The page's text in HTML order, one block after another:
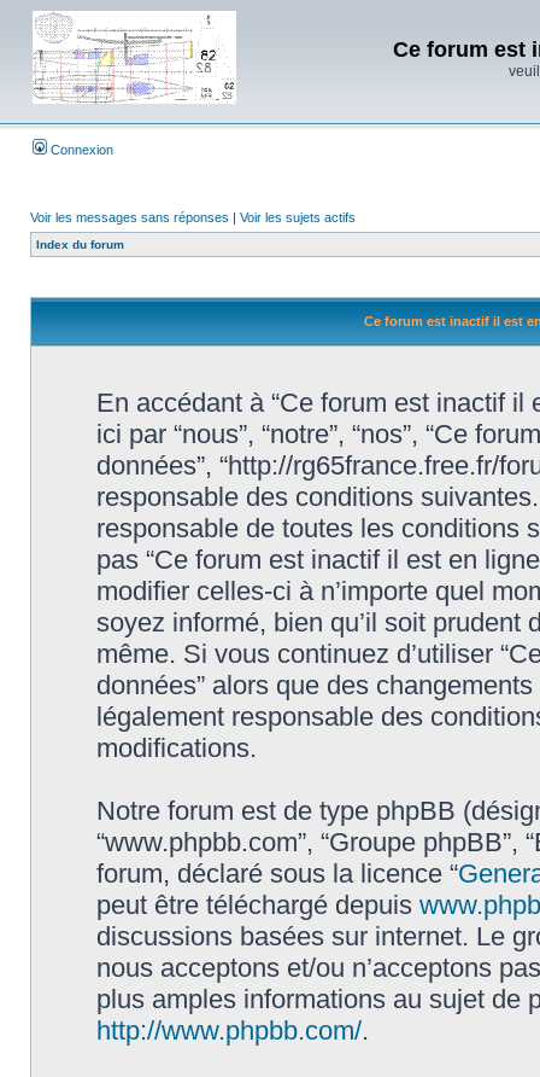
Ce forum est
Connexion
Voir les messages sans réponses | Voir les sujets actifs
Index du forum
Ce forum est inactif il est
En accédant à “Ce forum est inactif
ici par “nous”, “notre”, “nos”, “Ce
données”, “http://rg65france.free.fr/
responsable des conditions
responsable de toutes les conditions
pas “Ce forum est inactif il est en
modifier celles-ci à n’importe quel
soyez informé, bien qu’il soit
même. Si vous continuez d’utiliser
données” alors que des
légalement responsable des
modifications.
Notre forum est de type phpBB
“www.phpbb.com”, “Groupe
forum, déclaré sous la licence “
peut être téléchargé depuis
discussions basées sur internet. Le
nous acceptons et/ou n’acceptons
plus amples informations au sujet de
http://www.phpbb.com/.